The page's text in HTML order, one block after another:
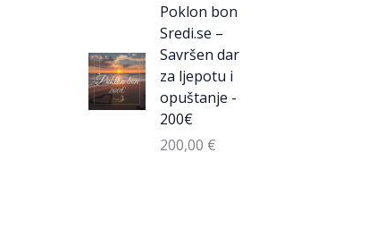
Poklon bon
Sredi.se –
Savršen dar
za ljepotu i
opuštanje -
200€
200,00 €